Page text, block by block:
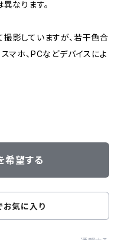
なります。
影していますが、若干色合
マホ、PCなどデバイスによ
希望する
お気に入り